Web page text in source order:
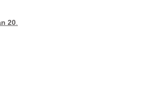
20.